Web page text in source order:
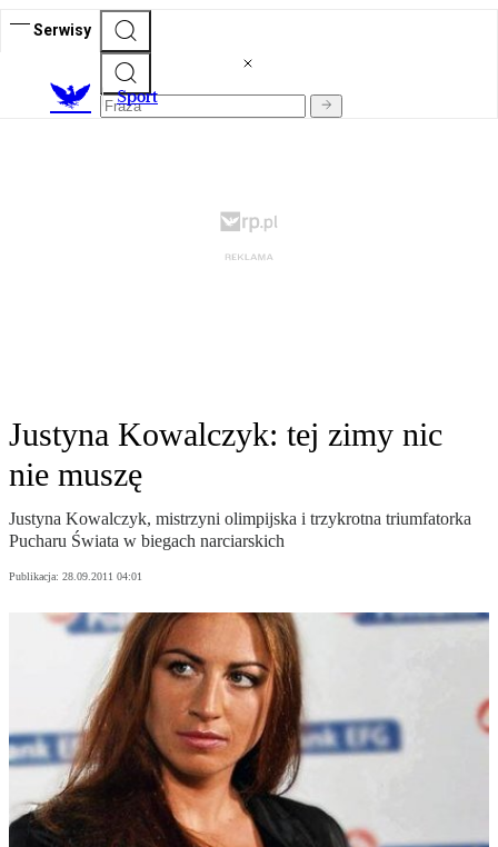
Serwisy
Sport
Justyna Kowalczyk: tej zimy nic
nie muszę
Justyna Kowalczyk, mistrzyni olimpijska i trzykrotna triumfatorka
Pucharu Świata w biegach narciarskich
Publikacja: 28.09.2011 04:01